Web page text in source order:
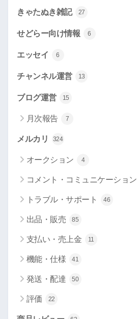
きゃたぬき雑記 27
せどらー向け情報 6
エッセイ 6
チャンネル運営 13
ブログ運営 15
月次報告 7
メルカリ 324
オークション 4
コメント・コミュニケーション
トラブル・サポート 46
出品・販売 85
支払い・売上金 11
機能・仕様 41
発送・配達 50
評価 22